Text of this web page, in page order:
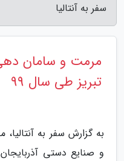
سفر به آنتالیا
تبریز طی سال 99
به گزارش سفر به
و صنایع دستی